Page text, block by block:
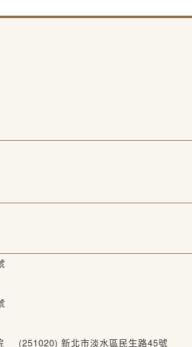
(251020) 新北市淡水區民生路45號